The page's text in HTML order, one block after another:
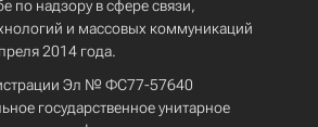
по надзору в сфере связи,
и массовых коммуникаций
2014 года.
Эл № ФС77-57640
государственное унитарное